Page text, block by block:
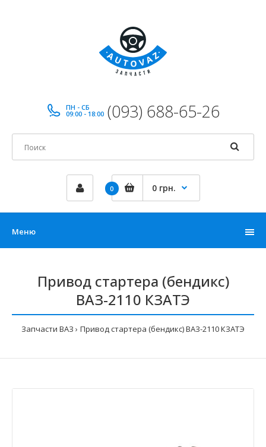
ПН - СБ
09:00 - 18:00 (093) 688-65-26
0 0 грн.
Меню
Привод стартера (бендикс)
ВАЗ-2110 КЗАТЭ
Запчасти ВАЗ Привод стартера (бендикс) ВАЗ-2110 КЗАТЭ